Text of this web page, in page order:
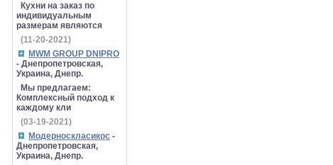
Кухни на заказ по
индивидуальным
размерам являются
(11-20-2021)
MWM GROUP DNIPRO
- Днепропетровская,
Украина, Днепр.
Мы предлагаем:
Комплексный подход к
каждому кли
(03-19-2021)
Модерноскласикос -
Днепропетровская,
Украина, Днепр.